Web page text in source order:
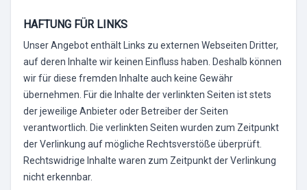
HAFTUNG FÜR LINKS
Unser Angebot enthält Links zu externen Webseiten Dritter,
auf deren Inhalte wir keinen Einfluss haben. Deshalb können
wir für diese fremden Inhalte auch keine Gewähr
übernehmen. Für die Inhalte der verlinkten Seiten ist stets
der jeweilige Anbieter oder Betreiber der Seiten
verantwortlich. Die verlinkten Seiten wurden zum Zeitpunkt
der Verlinkung auf mögliche Rechtsverstöße überprüft.
Rechtswidrige Inhalte waren zum Zeitpunkt der Verlinkung
nicht erkennbar.